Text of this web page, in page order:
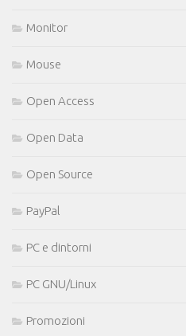
Monitor
Mouse
Open Access
Open Data
Open Source
PayPal
PC e dintorni
PC GNU/Linux
Promozioni